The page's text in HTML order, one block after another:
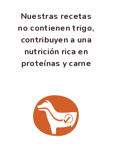
Nuestras recetas
no contienen trigo,
contribuyen a una
nutrición rica en
proteínas y carne